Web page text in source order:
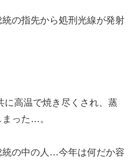
の指先から処刑光線が発射
に高温で焼き尽くされ、蒸
った…。
の中の人…今年は何だか容